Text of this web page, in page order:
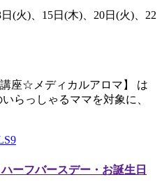
(火)、15日(木)、20日(火)、22
座☆メディカルアロマ】 は
らっしゃるママを対象に、
ーフバースデー・お誕生日